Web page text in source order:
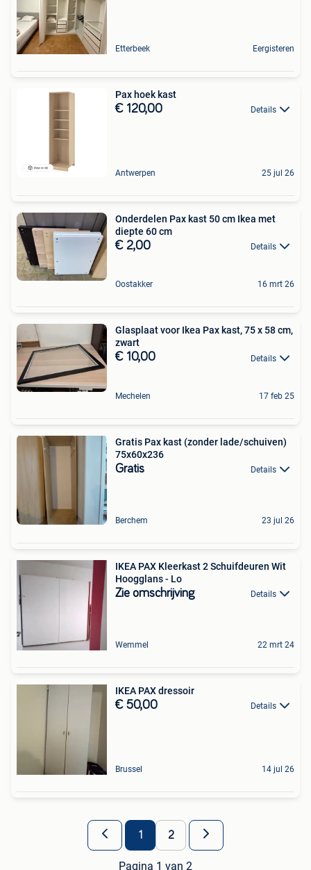
Etterbeek Eergisteren
Pax hoek kast
€ 120,00 Details
Antwerpen 25 jul 26
Onderdelen Pax kast 50 cm Ikea met
diepte 60 cm
€ 2,00 Details
Oostakker 16 mrt 26
Glasplaat voor Ikea Pax kast, 75 x 58 cm,
zwart
€ 10,00 Details
Mechelen 17 feb 25
Gratis Pax kast (zonder lade/schuiven)
75x60x236
Gratis Details
Berchem 23 jul 26
IKEA PAX Kleerkast 2 Schuifdeuren Wit
Hoogglans - Lo
Zie omschrijving Details
Wemmel 22 mrt 24
IKEA PAX dressoir
€ 50,00 Details
Brussel 14 jul 26
1 2
Pagina 1 van 2